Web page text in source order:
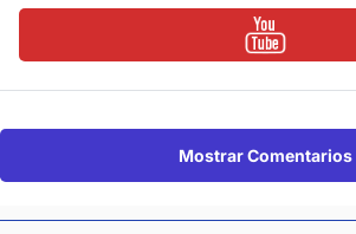
Mostrar Comentarios